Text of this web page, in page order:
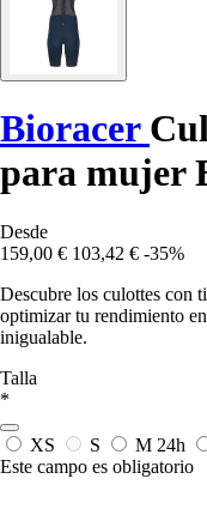
Bioracer
para mujer
Desde
159,00 € 103,42 € -35%
Descubre los culottes con
optimizar tu rendimiento
inigualable.
Talla
*
XS S M 24h
Este campo es obligatorio